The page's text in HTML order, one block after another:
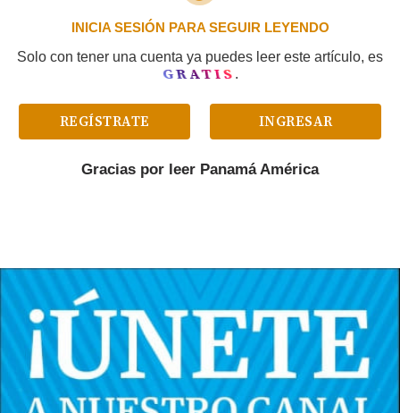
INICIA SESIÓN PARA SEGUIR LEYENDO
Solo con tener una cuenta ya puedes leer este artículo, es
GRATIS.
REGÍSTRATE INGRESAR
Gracias por leer Panamá América